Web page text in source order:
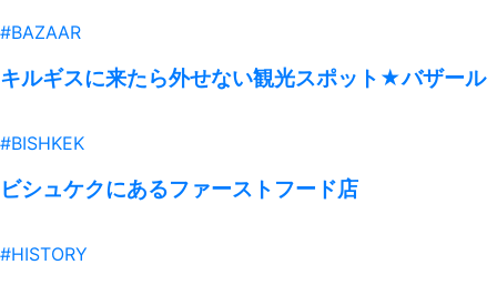
#BAZAAR
キルギスに来たら外せない観光スポット★バザール
#BISHKEK
ビシュケクにあるファーストフード店
#HISTORY